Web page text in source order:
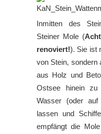
Inmitten des
Steiner Mole (
renoviert!). Sie ist
von Stein, sondern
aus Holz und
Ostsee hinein
Wasser (oder
lassen und
empfängt die